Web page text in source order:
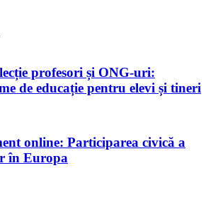
profesori și ONG-uri:
de educație pentru elevi și tineri
online: Participarea civică a
în Europa